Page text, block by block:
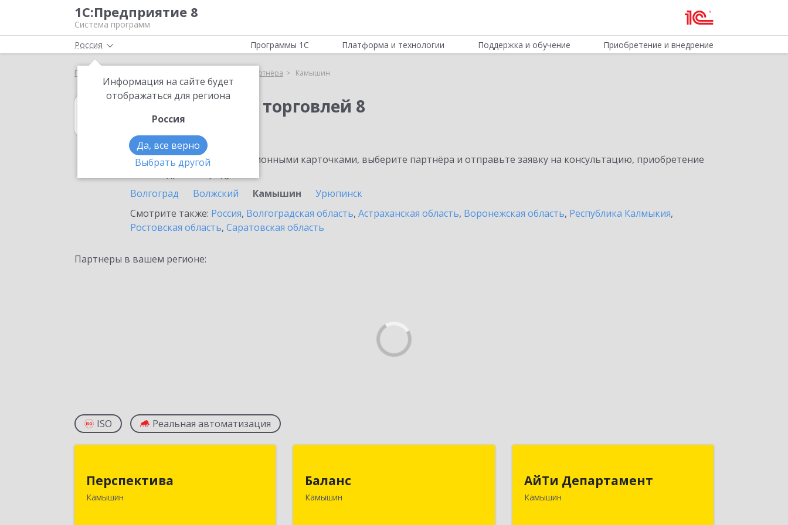
1С:Предприятие 8
Система программ
Россия
Информация на сайте будет
отображаться для региона
Россия
Да, все верно
Выбрать другой
Программы 1С Платформа и технологии Поддержка и обучение Приобретение и внедрение
Главная Выбор партнёра Камышин
1С:Управление торговлей 8
в Камышине
Ознакомьтесь с информационными карточками, выберите партнёра и отправьте заявку на консультацию, приобретение
Волгоград
Волжский Камышин
Урюпинск
Смотрите также: Россия, Волгоградская область, Астраханская область, Воронежская область, Республика Калмыкия,
Ростовская область, Саратовская область
Партнеры в вашем регионе:
ISO Реальная автоматизация
Перспектива
Камышин
403850, Волгоградская обл, Камышин
Баланс
Камышин
Камышин, Камышин г, 5-й мкр, дом №
АйТи Департамент
Камышин
403882, Волгоградская обл, Камышин
г, Пролетарская ул, дом № 10/1